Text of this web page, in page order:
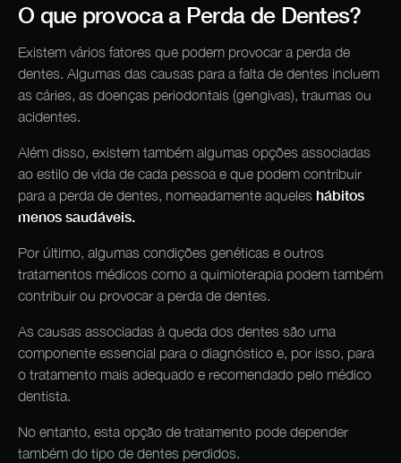
O que provoca a Perda de Dentes?
Existem vários fatores que podem provocar a perda de
dentes. Algumas das causas para a falta de dentes incluem
as cáries, as doenças periodontais (gengivas), traumas ou
acidentes.
Além disso, existem também algumas opções associadas
ao estilo de vida de cada pessoa e que podem contribuir
para a perda de dentes, nomeadamente aqueles hábitos
menos saudáveis.
Por último, algumas condições genéticas e outros
tratamentos médicos como a quimioterapia podem também
contribuir ou provocar a perda de dentes.
As causas associadas à queda dos dentes são uma
componente essencial para o diagnóstico e, por isso, para
o tratamento mais adequado e recomendado pelo médico
dentista.
No entanto, esta opção de tratamento pode depender
também do tipo de dentes perdidos.